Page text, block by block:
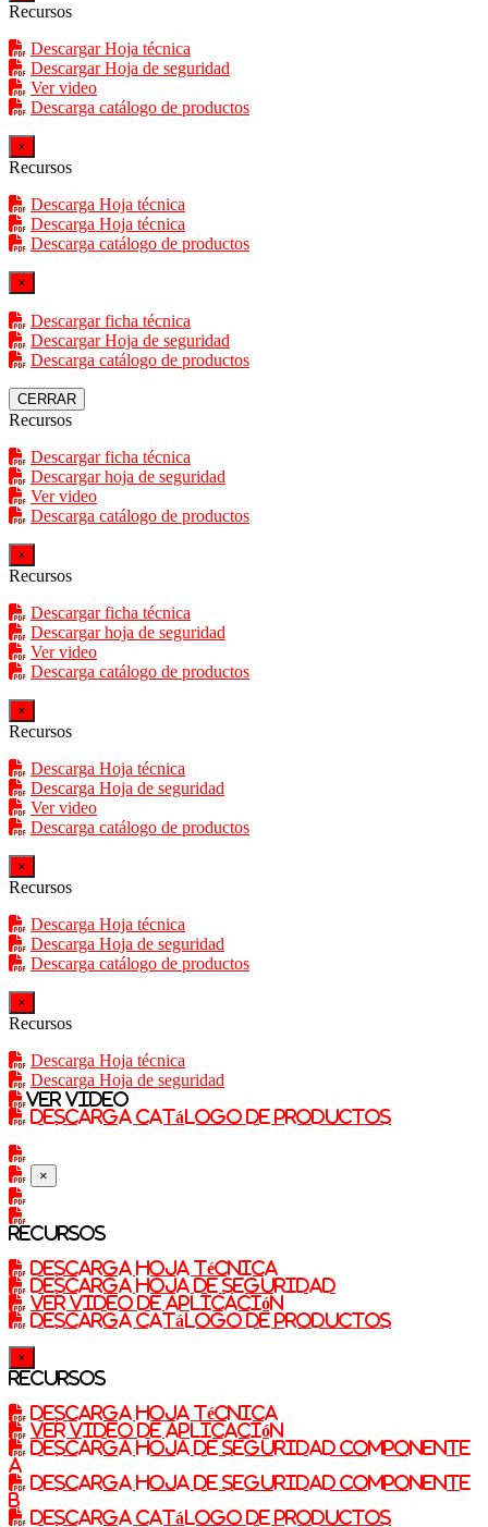
Recursos
Descargar Hoja técnica
Descargar Hoja de seguridad
Ver video
Descarga catálogo de productos
×
Recursos
Descarga Hoja técnica
Descarga Hoja técnica
Descarga catálogo de productos
×
Descargar ficha técnica
Descargar Hoja de seguridad
Descarga catálogo de productos
CERRAR
Recursos
Descargar ficha técnica
Descargar hoja de seguridad
Ver video
Descarga catálogo de productos
×
Recursos
Descargar ficha técnica
Descargar hoja de seguridad
Ver video
Descarga catálogo de productos
×
Recursos
Descarga Hoja técnica
Descarga Hoja de seguridad
Ver video
Descarga catálogo de productos
×
Recursos
Descarga Hoja técnica
Descarga Hoja de seguridad
Descarga catálogo de productos
×
Recursos
Descarga Hoja técnica
Descarga Hoja de seguridad
Ver video
Descarga catálogo de productos
×
Recursos
Descarga Hoja técnica
Descarga Hoja de seguridad
Ver video de aplicación
Descarga catálogo de productos
×
Recursos
Descarga Hoja técnica
Ver video de aplicación
Descarga Hoja de seguridad componente
A
Descarga Hoja de seguridad componente
B
Descarga catálogo de productos